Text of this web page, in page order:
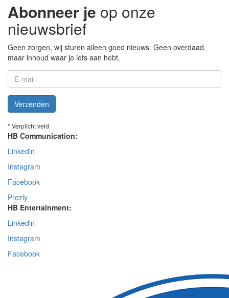
Abonneer je op onze
nieuwsbrief
Geen zorgen, wij sturen alleen goed nieuws. Geen overdaad,
maar inhoud waar je iets aan hebt.
Verzenden
* Verplicht veld
HB Communication:
Linkedin
Instagram
Facebook
Prezly
HB Entertainment:
Linkedin
Instagram
Facebook